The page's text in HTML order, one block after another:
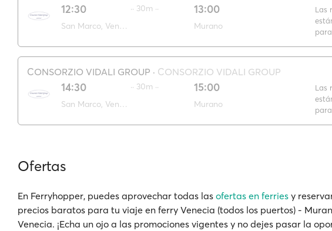
12:30 ·· 30m ·· 13:00
Murano
Las
CONSORZIO VIDALI GROUP · CONSORZIO VIDALI GROUP
14:30 ·· 30m ·· 15:00
Murano
Las
Ofertas
En Ferryhopper, puedes aprovechar todas las ofertas en ferries y
precios baratos para tu viaje en ferry Venecia (todos los puertos) -
Venecia. ¡Echa un ojo a las promociones vigentes y no dejes pasar la